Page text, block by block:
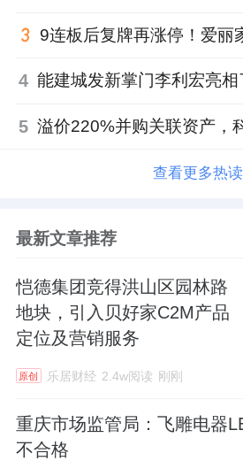
4 能建城发新掌门李利宏亮相
5
查看更多热读
最新文章推荐
恺德集团竞得洪山区园林路
地块，引入贝好家C2M产品
定位及营销服务
原创 乐居财经 2.4w阅读 刚刚
重庆市场监管局：飞雕电器
不合格